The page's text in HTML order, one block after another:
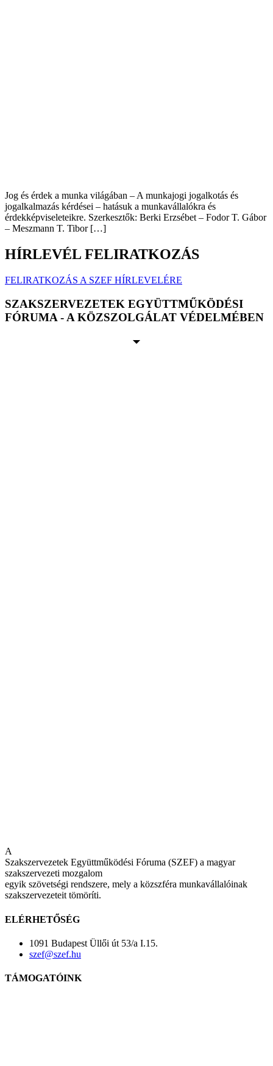
Jog és érdek a munka világában – A munkajogi jogalkotás és
jogalkalmazás kérdései – hatásuk a munkavállalókra és
érdekképviseleteikre. Szerkesztők: Berki Erzsébet – Fodor T. Gábor
– Meszmann T. Tibor […]
HÍRLEVÉL FELIRATKOZÁS
FELIRATKOZÁS A SZEF HÍRLEVELÉRE
SZAKSZERVEZETEK EGYÜTTMŰKÖDÉSI
FÓRUMA - A KÖZSZOLGÁLAT VÉDELMÉBEN
A
Szakszervezetek Együttműködési Fóruma (SZEF) a magyar
szakszervezeti mozgalom
egyik szövetségi rendszere, mely a közszféra munkavállalóinak
szakszervezeteit tömöríti.
ELÉRHETŐSÉG
1091 Budapest Üllői út 53/a I.15.
szef@szef.hu
TÁMOGATÓINK